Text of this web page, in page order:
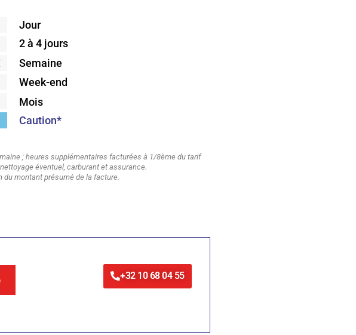
Jour
2 à 4 jours
Semaine
Week-end
Mois
Caution*
; heures supplémentaires facturées à 1/8ème du tarif
éventuel, carburant et assurance.
du montant présumé de la facture.
+32 10 68 04 55